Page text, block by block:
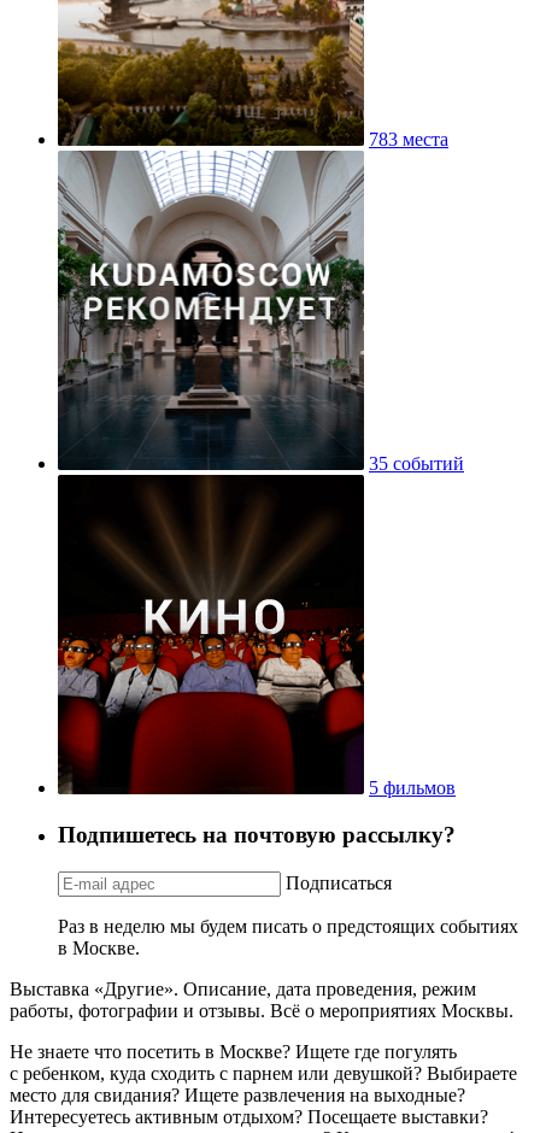
783 места
35 событий
5 фильмов
Подпишетесь на почтовую рассылку?
Подписаться
Раз в неделю мы будем писать о предстоящих событиях
в Москве.
Выставка «Другие». Описание, дата проведения, режим
работы, фотографии и отзывы. Всё о мероприятиях Москвы.
Не знаете что посетить в Москве? Ищете где погулять
с ребенком, куда сходить с парнем или девушкой? Выбираете
место для свидания? Ищете развлечения на выходные?
Интересуетесь активным отдыхом? Посещаете выставки?